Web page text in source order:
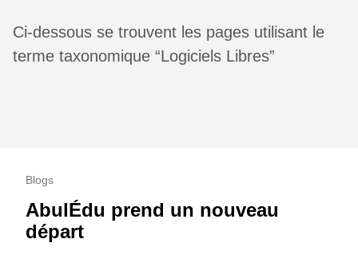
Ci-dessous se trouvent les pages utilisant le
terme taxonomique “Logiciels Libres”
Blogs
AbulÉdu prend un nouveau
départ